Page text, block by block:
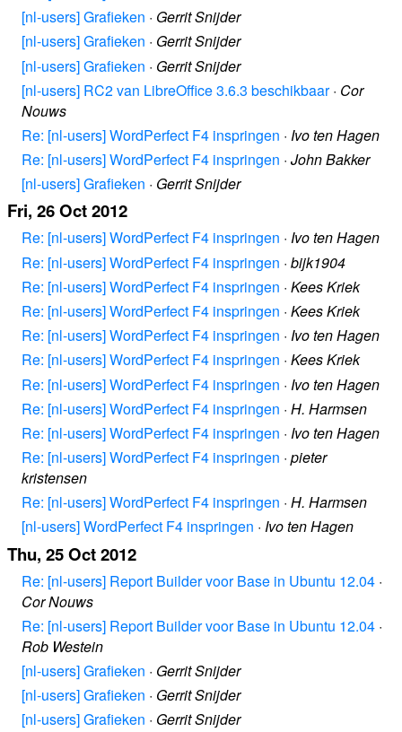
[nl-users] Grafieken · Gerrit Snijder
[nl-users] Grafieken · Gerrit Snijder
[nl-users] Grafieken · Gerrit Snijder
[nl-users] RC2 van LibreOffice 3.6.3 beschikbaar· Cor
Nouws
Re: [nl-users] WordPerfect F4 inspringen · Ivo ten Hagen
Re: [nl-users] WordPerfect F4 inspringen · John Bakker
[nl-users] Grafieken · Gerrit Snijder
Fri, 26 Oct 2012
Re: [nl-users] WordPerfect F4 inspringen · Ivo ten Hagen
Re: [nl-users] WordPerfect F4 inspringen · bijk1904
Re: [nl-users] WordPerfect F4 inspringen · Kees Kriek
Re: [nl-users] WordPerfect F4 inspringen · Kees Kriek
Re: [nl-users] WordPerfect F4 inspringen · Ivo ten Hagen
Re: [nl-users] WordPerfect F4 inspringen · Kees Kriek
Re: [nl-users] WordPerfect F4 inspringen · Ivo ten Hagen
Re: [nl-users] WordPerfect F4 inspringen · H. Harmsen
Re: [nl-users] WordPerfect F4 inspringen · Ivo ten Hagen
Re: [nl-users] WordPerfect F4 inspringen · pieter
kristensen
Re: [nl-users] WordPerfect F4 inspringen · H. Harmsen
[nl-users] WordPerfect F4 inspringen · Ivo ten Hagen
Thu, 25 Oct 2012
Re: [nl-users] Report Builder voor Base in Ubuntu 12.04 ·
Cor Nouws
Re: [nl-users] Report Builder voor Base in Ubuntu 12.04 ·
Rob Westein
[nl-users] Grafieken · Gerrit Snijder
[nl-users] Grafieken · Gerrit Snijder
[nl-users] Grafieken · Gerrit Snijder